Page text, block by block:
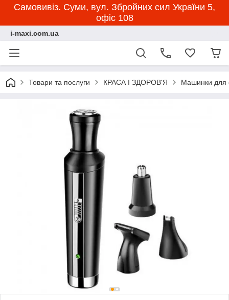
Самовивіз. Суми, вул. Збройних сил України 5,
офіс 108
i-maxi.com.ua
Товари та послуги КРАСА І ЗДОРОВ'Я Машинки для